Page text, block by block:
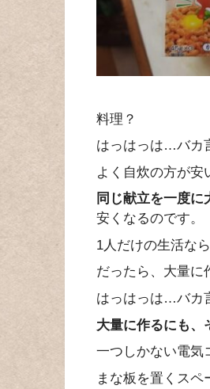
料理？
はっはっは…バカ
よく自炊の方が安
同じ献立を一度に
安くなるのです。
1人だけの生活な
だったら、大量に
はっはっは…バカ
大量に作るにも、
一つしかない電気
まな板を置くス